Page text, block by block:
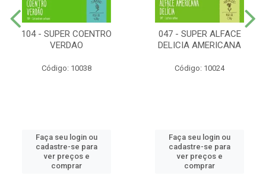
104 - SUPER COENTRO
VERDAO
Código: 10038
Faça seu login ou
cadastre-se para
ver preços e
comprar
047 - SUPER ALFACE
DELICIA AMERICANA
Código: 10024
Faça seu login ou
cadastre-se para
ver preços e
comprar